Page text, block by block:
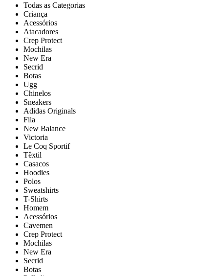
Todas as Categorias
Criança
Acessórios
Atacadores
Crep Protect
Mochilas
New Era
Secrid
Botas
Ugg
Chinelos
Sneakers
Adidas Originals
Fila
New Balance
Victoria
Le Coq Sportif
Têxtil
Casacos
Hoodies
Polos
Sweatshirts
T-Shirts
Homem
Acessórios
Cavemen
Crep Protect
Mochilas
New Era
Secrid
Botas